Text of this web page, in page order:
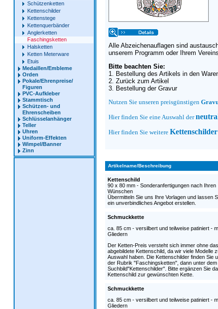
Schützenketten
Kettenschilder
Kettenstege
Kettenquerbänder
Anglerketten
Faschingsketten
Halsketten
Ketten Meterware
Etuis
Medaillen/Embleme
Orden
Pokale/Ehrenpreise/
Figuren
PVC-Aufkleber
Stammtisch
Schützen- und
Ehrenscheiben
Schlüsselanhänger
Teller
Uhren
Uniform-Effekten
Wimpel/Banner
Zinn
Alle Abzeichenauflagen sind
unserem Programm oder Ihrem
Bitte beachten Sie:
1. Bestellung des Artikels in den
2. Zurück zum Artikel
3. Bestellung der Gravur
Nutzen Sie unseren preisgünstigen
Hier finden Sie eine Auswahl der
Hier finden Sie weitere Kettenschilder
Artikelname/Beschreibung
Kettenschild
90 x 80 mm - Sonderanfertigungen nach Ihren
Wünschen
Übermitteln Sie uns Ihre Vorlagen und lassen
ein unverbindliches Angebot erstellen.
Schmuckkette
ca. 85 cm - versilbert und teilweise patiniert -
Gliedern
Der Ketten-Preis versteht sich immer ohne das
abgebildete Kettenschild, da wir viele Modelle
Auswahl haben. Die Kettenschilder finden Sie
der Rubrik "Faschingsketten", dann unter dem
Suchbild"Kettenschilder". Bitte ergänzen Sie
Kettenschild zur gewünschten Kette.
Schmuckkette
ca. 85 cm - versilbert und teilweise patiniert -
Gliedern